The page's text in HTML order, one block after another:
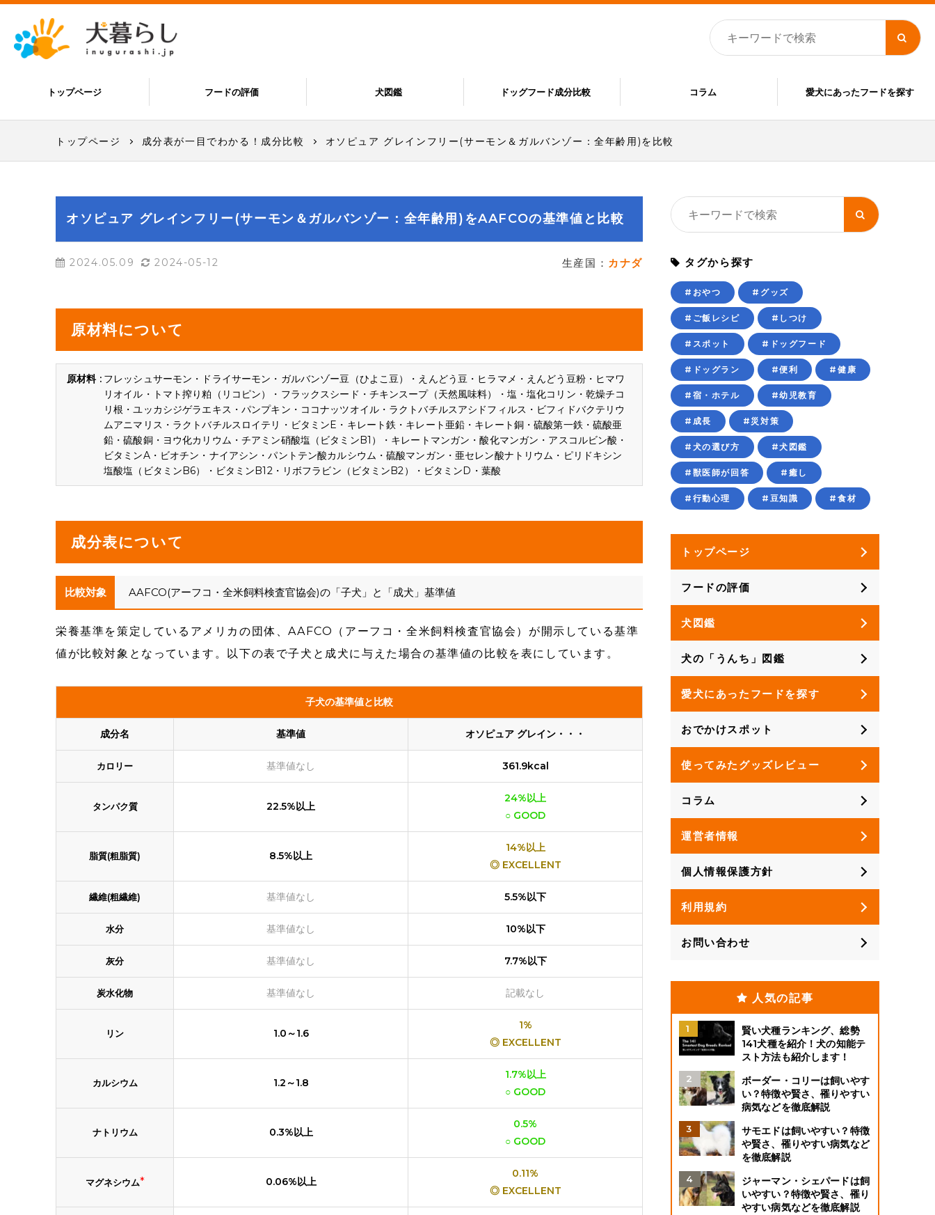
トップページ フードの評価 犬図鑑 ドッグフード成分比較 コラム 愛犬にあったフードを探す
トップページ 成分表が一目でわかる！成分比較 オソピュア グレインフリー(サーモン＆ガルバンゾー：全年齢用)を比較
オソピュア グレインフリー(サーモン＆ガルバンゾー：全年齢用)をAAFCOの基準値と比較
2024.05.09 2024-05-12 生産国： カナダ
原材料について
フレッシュサーモン・ドライサーモン・ガルバンゾー豆（ひよこ豆）・えんどう豆・ヒラマメ・えんどう豆粉・ヒマワ
リオイル・トマト搾り粕（リコピン）・フラックスシード・チキンスープ（天然風味料）・塩・塩化コリン・乾燥チコ
リ根・ユッカシジゲラエキス・パンプキン・ココナッツオイル・ラクトバチルスアシドフィルス・ビフィドバクテリウ
ムアニマリス・ラクトバチルスロイテリ・ビタミンE・キレート鉄・キレート亜鉛・キレート銅・硫酸第一鉄・硫酸亜
鉛・硫酸銅・ヨウ化カリウム・チアミン硝酸塩（ビタミンB1）・キレートマンガン・酸化マンガン・アスコルビン酸・
ビタミンA・ビオチン・ナイアシン・パントテン酸カルシウム・硫酸マンガン・亜セレン酸ナトリウム・ピリドキシン
塩酸塩（ビタミンB6）・ビタミンB12・リボフラビン（ビタミンB2）・ビタミンD・葉酸
成分表について
比較対象 AAFCO(アーフコ・全米飼料検査官協会)の「子犬」と「成犬」基準値
栄養基準を策定しているアメリカの団体、AAFCO（アーフコ・全米飼料検査官協会）が開示している基準
値が比較対象となっています。以下の表で子犬と成犬に与えた場合の基準値の比較を表にしています。
子犬の基準値と比較
成分名 基準値 オソピュア グレイン・・・
カロリー 基準値なし 361.9kcal
タンパク質 22.5%以上
24%以上
○ GOOD
脂質(粗脂質) 8.5%以上
14%以上
◎ EXCELLENT
繊維(粗繊維) 基準値なし 5.5%以下
水分 基準値なし 10%以下
灰分 基準値なし 7.7%以下
炭水化物 基準値なし 記載なし
リン 1.0～1.6
1%
◎ EXCELLENT
カルシウム 1.2～1.8
1.7%以上
○ GOOD
ナトリウム 0.3%以上
0.5%
○ GOOD
マグネシウム* 0.06%以上
0.11%
◎ EXCELLENT
タグから探す
#おやつ #グッズ
#ご飯レシピ #しつけ
#スポット #ドッグフード
#ドッグラン #便利 #健康
#宿・ホテル #幼児教育
#成長 #災対策
#犬の選び方 #犬図鑑
#獣医師が回答 #癒し
#行動心理 #豆知識 #食材
トップページ
フードの評価
犬図鑑
犬の「うんち」図鑑
愛犬にあったフードを探す
おでかけスポット
使ってみたグッズレビュー
コラム
運営者情報
個人情報保護方針
利用規約
お問い合わせ
人気の記事
賢い犬種ランキング、総勢
141犬種を紹介！犬の知能テ
スト方法も紹介します！
ボーダー・コリーは飼いやす
い？特徴や賢さ、罹りやすい
病気などを徹底解説
サモエドは飼いやすい？特徴
や賢さ、罹りやすい病気など
を徹底解説
ジャーマン・シェパードは飼
いやすい？特徴や賢さ、罹り
やすい病気などを徹底解説